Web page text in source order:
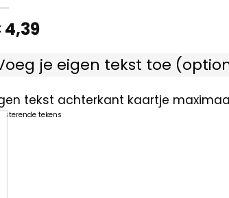
4,39
je eigen tekst toe
tekst achterkant kaartje
resterende tekens